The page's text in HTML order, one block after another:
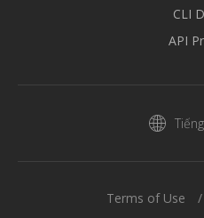
CLI
API
Terms of Use